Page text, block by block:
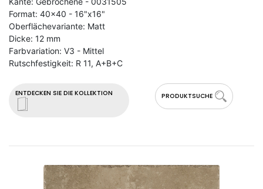
ENTDECKEN SIE DIE KOLLEKTION PRODUKTSUCHE
Format: 40x40 - 16"x16"
Oberflächevariante: Matt
Dicke: 12 mm
Farbvariation: V3 - Mittel
Rutschfestigkeit: R 11, A+B+C